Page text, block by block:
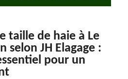
taille de haie à Le
selon JH Elagage :
pour un